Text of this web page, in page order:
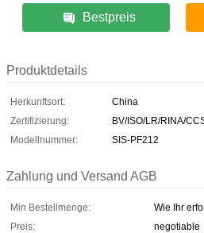
Bestpreis
Produktdetails
Herkunftsort:
China
Zertifizierung:
BV/ISO/LR/RINA/
Modellnummer:
SIS-PF212
Zahlung und Versand AGB
Min Bestellmenge:
Wie Ihr
Preis:
negotiable